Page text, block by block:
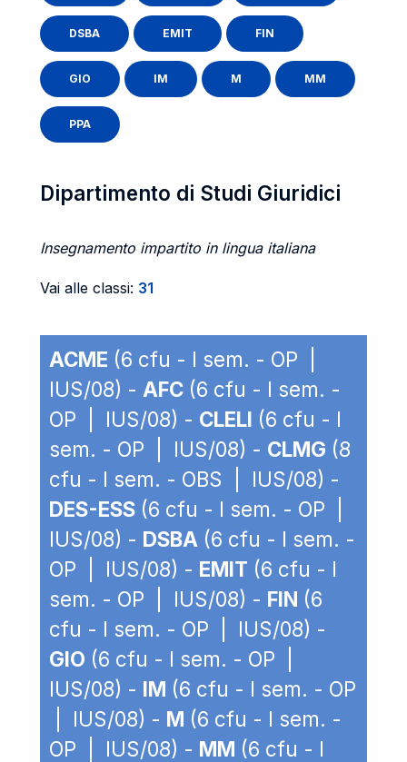
DSBA EMIT FIN
GIO IM M MM
PPA
Dipartimento di Studi Giuridici
Insegnamento impartito in lingua italiana
Vai alle classi: 31
ACME (6 cfu - I sem. - OP |
IUS/08) - AFC (6 cfu - I sem. -
OP | IUS/08) - CLELI (6 cfu - I
sem. - OP | IUS/08) - CLMG (8
cfu - I sem. - OBS | IUS/08) -
DES-ESS (6 cfu - I sem. - OP |
IUS/08) - DSBA (6 cfu - I sem. -
OP | IUS/08) - EMIT (6 cfu - I
sem. - OP | IUS/08) - FIN (6
cfu - I sem. - OP | IUS/08) -
GIO (6 cfu - I sem. - OP |
IUS/08) - IM (6 cfu - I sem. - OP
| IUS/08) - M (6 cfu - I sem. -
OP | IUS/08) - MM (6 cfu - I